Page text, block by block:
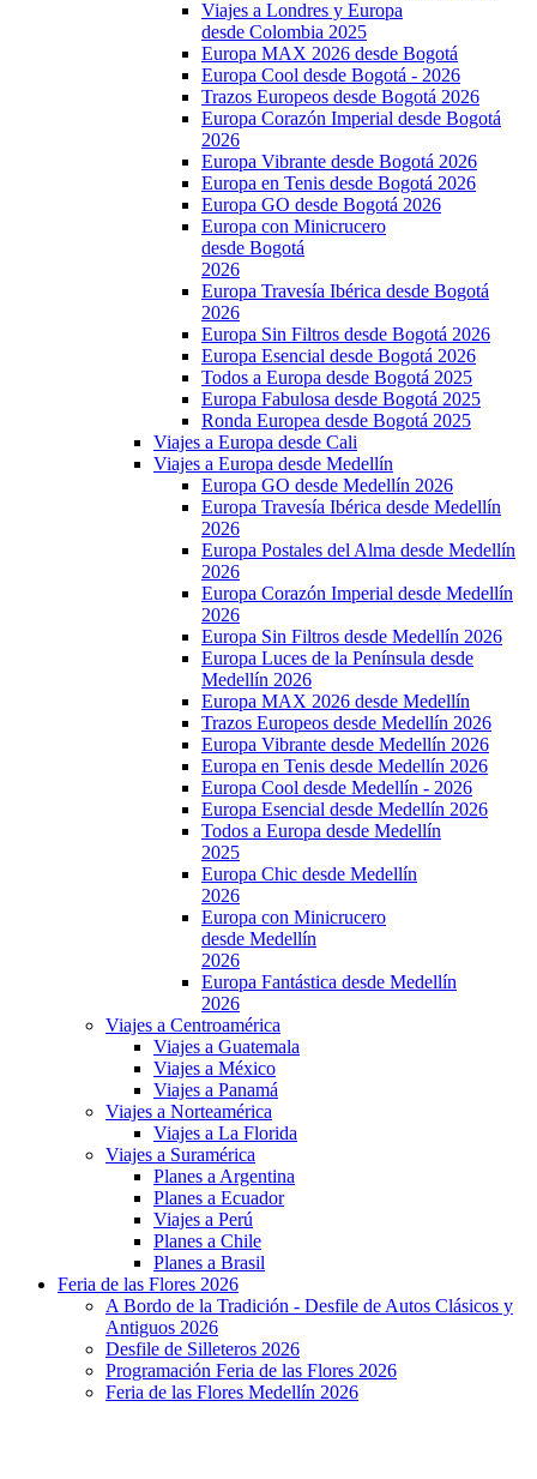
Viajes a Londres y Europa
desde Colombia 2025
Europa MAX 2026 desde Bogotá
Europa Cool desde Bogotá - 2026
Trazos Europeos desde Bogotá 2026
Europa Corazón Imperial desde Bogotá
2026
Europa Vibrante desde Bogotá 2026
Europa en Tenis desde Bogotá 2026
Europa GO desde Bogotá 2026
Europa con Minicrucero
desde Bogotá
2026
Europa Travesía Ibérica desde Bogotá
2026
Europa Sin Filtros desde Bogotá 2026
Europa Esencial desde Bogotá 2026
Todos a Europa desde Bogotá 2025
Europa Fabulosa desde Bogotá 2025
Ronda Europea desde Bogotá 2025
Viajes a Europa desde Cali
Viajes a Europa desde Medellín
Europa GO desde Medellín 2026
Europa Travesía Ibérica desde Medellín
2026
Europa Postales del Alma desde Medellín
2026
Europa Corazón Imperial desde Medellín
2026
Europa Sin Filtros desde Medellín 2026
Europa Luces de la Península desde
Medellín 2026
Europa MAX 2026 desde Medellín
Trazos Europeos desde Medellín 2026
Europa Vibrante desde Medellín 2026
Europa en Tenis desde Medellín 2026
Europa Cool desde Medellín - 2026
Europa Esencial desde Medellín 2026
Todos a Europa desde Medellín
2025
Europa Chic desde Medellín
2026
Europa con Minicrucero
desde Medellín
2026
Europa Fantástica desde Medellín
2026
Viajes a Centroamérica
Viajes a Guatemala
Viajes a México
Viajes a Panamá
Viajes a Norteamérica
Viajes a La Florida
Viajes a Suramérica
Planes a Argentina
Planes a Ecuador
Viajes a Perú
Planes a Chile
Planes a Brasil
Feria de las Flores 2026
A Bordo de la Tradición - Desfile de Autos Clásicos y
Antiguos 2026
Desfile de Silleteros 2026
Programación Feria de las Flores 2026
Feria de las Flores Medellín 2026